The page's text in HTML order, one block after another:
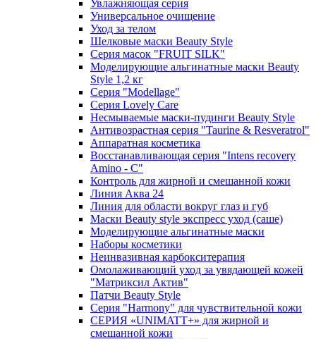
Увлажняющая серия
Универсальное очищение
Уход за телом
Шелковые маски Beauty Style
Серия масок "FRUIT SILK"
Моделирующие альгинатные маски Beauty
Style 1,2 кг
Серия "Modellage"
Cерия Lovely Care
Несмываемые маски-пудинги Beauty Style
Антивозрастная серия "Taurine & Resveratrol"
Аппаратная косметика
Восстанавливающая серия "Intens recovery
Amino - C"
Контроль для жирной и смешанной кожи
Линия Аква 24
Линия для области вокруг глаз и губ
Маски Beauty style экспресс уход (саше)
Моделирующие альгинатные маски
Наборы косметики
Неинвазивная карбокситерапия
Омолаживающий уход за увядающей кожей
"Матриксил Актив"
Патчи Beauty Style
Серия "Harmony" для чувствительной кожи
СЕРИЯ «UNIMATT+» для жирной и
смешанной кожи